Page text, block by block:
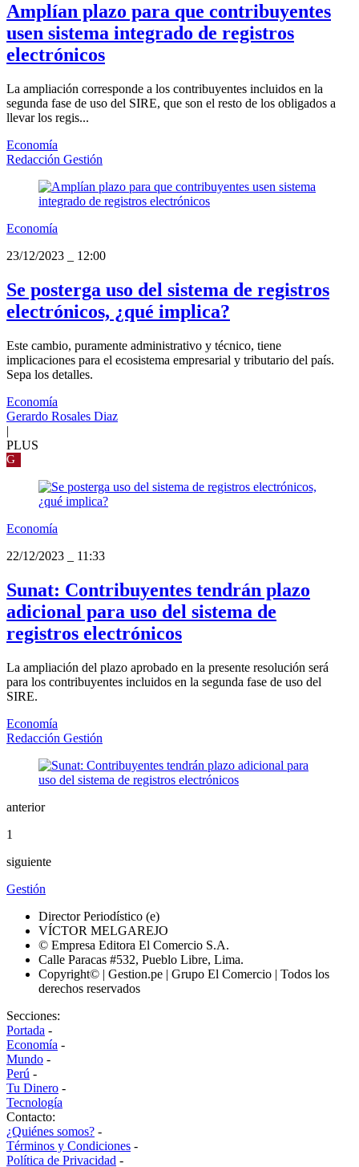
Amplían plazo para que contribuyentes
usen sistema integrado de registros
electrónicos
La ampliación corresponde a los contribuyentes incluidos en la
segunda fase de uso del SIRE, que son el resto de los obligados a
llevar los regis...
Economía
Redacción Gestión
Economía
23/12/2023
12:00
Se posterga uso del sistema de registros
electrónicos, ¿qué implica?
Este cambio, puramente administrativo y técnico, tiene
implicaciones para el ecosistema empresarial y tributario del país.
Sepa los detalles.
Economía
Gerardo Rosales Diaz
|
PLUS
G
Economía
22/12/2023
11:33
Sunat: Contribuyentes tendrán plazo
adicional para uso del sistema de
registros electrónicos
La ampliación del plazo aprobado en la presente resolución será
para los contribuyentes incluidos en la segunda fase de uso del
SIRE.
Economía
Redacción Gestión
anterior
1
siguiente
Gestión
Director Periodístico (e)
VÍCTOR MELGAREJO
© Empresa Editora El Comercio S.A.
Calle Paracas #532, Pueblo Libre, Lima.
Copyright© | Gestion.pe | Grupo El Comercio | Todos los
derechos reservados
Secciones:
Portada -
Economía -
Mundo -
Perú -
Tu Dinero -
Tecnología
Contacto:
¿Quiénes somos? -
Términos y Condiciones -
Política de Privacidad -